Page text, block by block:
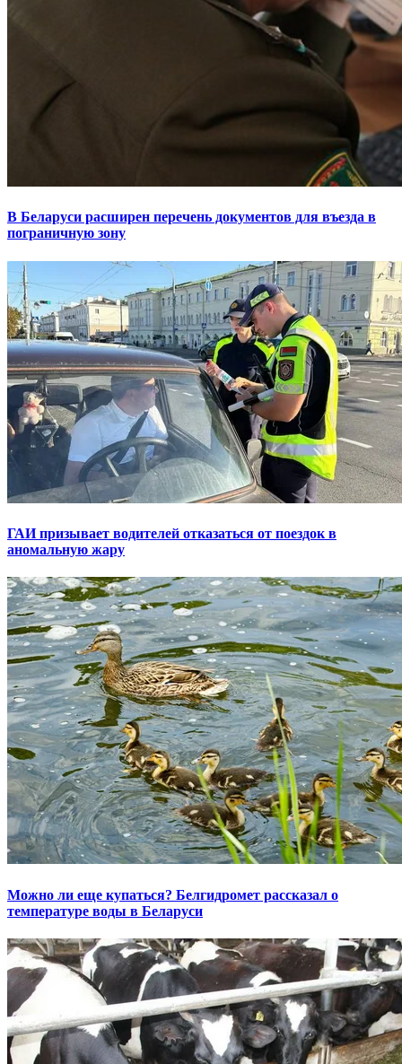
В Беларуси расширен перечень документов для въезда в
пограничную зону
ГАИ призывает водителей отказаться от поездок в
аномальную жару
Можно ли еще купаться? Белгидромет рассказал о
температуре воды в Беларуси